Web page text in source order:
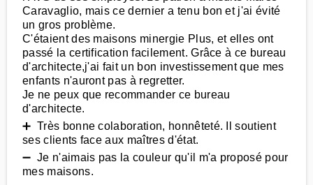
Caravaglio, mais ce dernier a tenu bon et j'ai évité
un gros problème.
C'étaient des maisons minergie Plus, et elles ont
passé la certification facilement. Grâce à ce bureau
d'architecte,j'ai fait un bon investissement que mes
enfants n'auront pas à regretter.
Je ne peux que recommander ce bureau
d'architecte.
➕ Très bonne colaboration, honnêteté. Il soutient
ses clients face aux maîtres d'état.
➖ Je n'aimais pas la couleur qu'il m'a proposé pour
mes maisons.